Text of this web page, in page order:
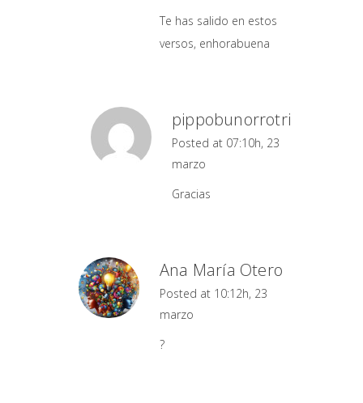
Te has salido en estos
versos, enhorabuena
pippobunorrotri
Posted at 07:10h, 23
marzo
Gracias
Ana María Otero
Posted at 10:12h, 23
marzo
?